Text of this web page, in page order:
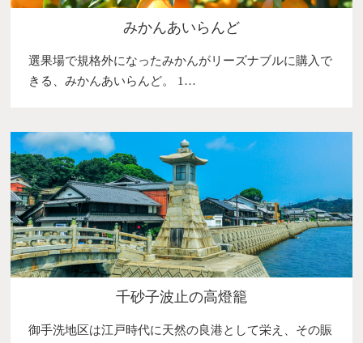
みかんあいらんど
選果場で規格外になったみかんがリーズナブルに購入で
きる、みかんあいらんど。 1…
千砂子波止の高燈籠
御手洗地区は江戸時代に天然の良港として栄え、その賑